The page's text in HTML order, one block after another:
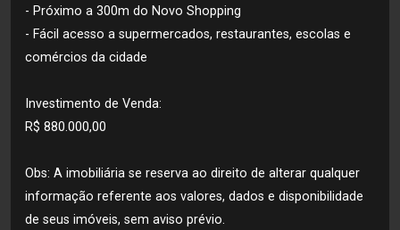
- Próximo a 300m do Novo Shopping
- Fácil acesso a supermercados, restaurantes, escolas e
comércios da cidade
Investimento de Venda:
R$ 880.000,00
Obs: A imobiliária se reserva ao direito de alterar qualquer
informação referente aos valores, dados e disponibilidade
de seus imóveis, sem aviso prévio.